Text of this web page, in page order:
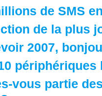
de SMS
de la plus
2007,
périphériques
vous partie